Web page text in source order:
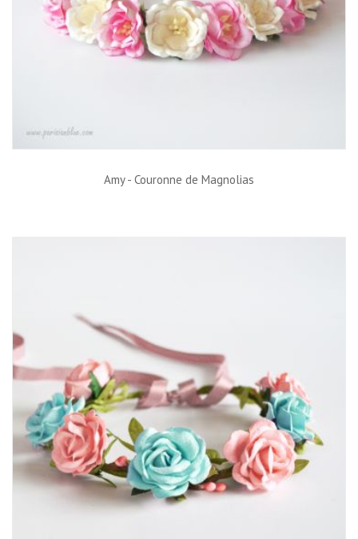
Amy - Couronne de Magnolias